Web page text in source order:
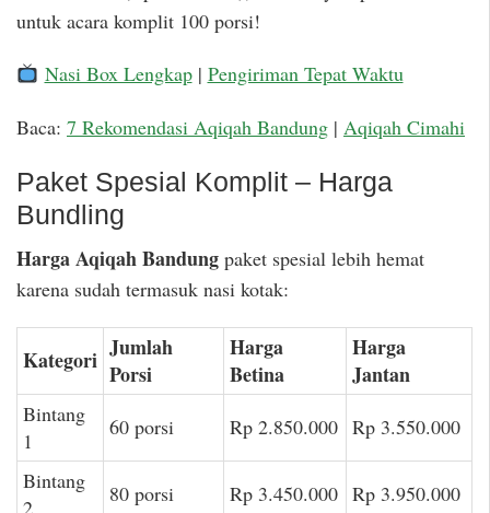
untuk acara komplit 100 porsi!
Nasi Box Lengkap| Pengiriman Tepat Waktu
Baca: 7 Rekomendasi Aqiqah Bandung | Aqiqah Cimahi
Paket Spesial Komplit – Harga
Bundling
Harga Aqiqah Bandung paket spesial lebih hemat
karena sudah termasuk nasi kotak:
Kategori Jumlah
Porsi
Harga
Betina
Harga
Jantan
Bintang
1
60 porsi Rp 2.850.000 Rp 3.550.000
Bintang
2
80 porsi Rp 3.450.000 Rp 3.950.000